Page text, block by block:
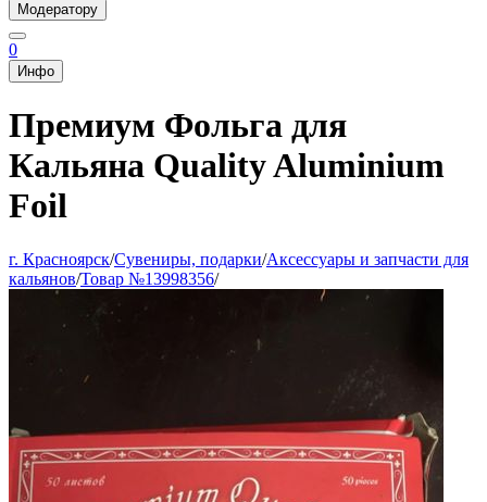
Модератору
0
Инфо
Премиум Фольга для
Кальяна Quality Aluminium
Foil
г. Красноярск/Сувениры, подарки/Аксессуары и запчасти для
кальянов/Товар №13998356/